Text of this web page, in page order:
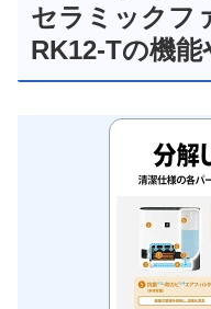
セラミックフ
RK12-Tの機能